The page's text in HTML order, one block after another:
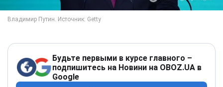
Будьте первыми в курсе главного –
подпишитесь на Новини на OBOZ.UA в
Google